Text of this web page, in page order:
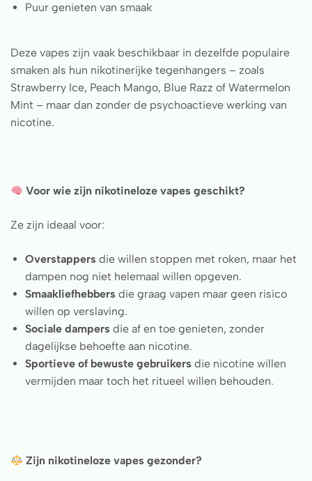
Puur genieten van smaak
Deze vapes zijn vaak beschikbaar in dezelfde populaire
smaken als hun nikotinerijke tegenhangers – zoals
Strawberry Ice, Peach Mango, Blue Razz of Watermelon
Mint – maar dan zonder de psychoactieve werking van
nicotine.
Voor wie zijn nikotineloze vapes geschikt?
Ze zijn ideaal voor:
Overstappersdie willen stoppen met roken, maar het
dampen nog niet helemaal willen opgeven.
Smaakliefhebbersdie graag vapen maar geen risico
willen op verslaving.
Sociale dampersdie af en toe genieten, zonder
dagelijkse behoefte aan nicotine.
Sportieve of bewuste gebruikersdie nicotine willen
vermijden maar toch het ritueel willen behouden.
Zijn nikotineloze vapes gezonder?